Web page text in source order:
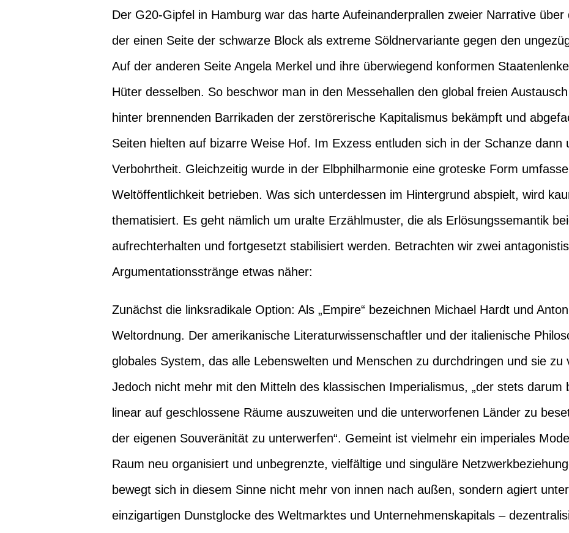
Der G20-Gipfel in Hamburg war das harte Aufeinanderprallen zweier Narrative über
der einen Seite der schwarze Block als extreme Söldnervariante gegen den
Auf der anderen Seite Angela Merkel und ihre überwiegend konformen
Hüter desselben. So beschwor man in den Messehallen den global freien
hinter brennenden Barrikaden der zerstörerische Kapitalismus bekämpft und
Seiten hielten auf bizarre Weise Hof. Im Exzess entluden sich in der Schanze dann
Verbohrtheit. Gleichzeitig wurde in der Elbphilharmonie eine groteske Form
Weltöffentlichkeit betrieben. Was sich unterdessen im Hintergrund abspielt, wird
thematisiert. Es geht nämlich um uralte Erzählmuster, die als Erlösungssemantik
aufrechterhalten und fortgesetzt stabilisiert werden. Betrachten wir zwei
Argumentationsstränge etwas näher:
Zunächst die linksradikale Option: Als „Empire“ bezeichnen Michael Hardt und
Weltordnung. Der amerikanische Literaturwissenschaftler und der italienische
globales System, das alle Lebenswelten und Menschen zu durchdringen und sie zu
Jedoch nicht mehr mit den Mitteln des klassischen Imperialismus, „der stets darum
linear auf geschlossene Räume auszuweiten und die unterworfenen Länder zu
der eigenen Souveränität zu unterwerfen“. Gemeint ist vielmehr ein imperiales
Raum neu organisiert und unbegrenzte, vielfältige und singuläre
bewegt sich in diesem Sinne nicht mehr von innen nach außen, sondern agiert
einzigartigen Dunstglocke des Weltmarktes und Unternehmenskapitals –